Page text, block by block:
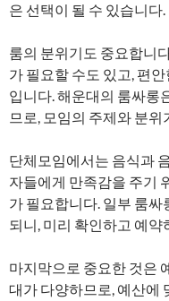
은 선택이 될 수 있습니다.
룸의 분위기도 중요합니
가 필요할 수도 있고, 편
입니다. 해운대의 룸싸롱
므로, 모임의 주제와 분
단체모임에서는 음식과
자들에게 만족감을 주기
가 필요합니다. 일부 룸
되니, 미리 확인하고 예약
마지막으로 중요한 것은
대가 다양하므로, 예산에